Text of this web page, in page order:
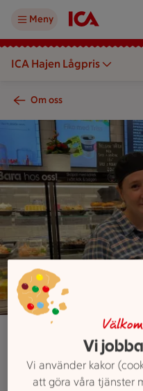
Meny
ICA Hajen Lågpris
Om oss
Två personer står framför
Något
Vi
Vi använder kakor
att göra våra tjänster